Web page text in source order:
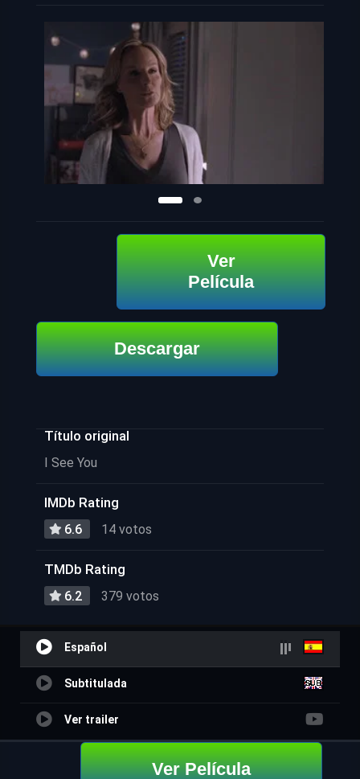
Ver
Película
Descargar
Título original
I See You
IMDb Rating
6.6 14 votos
TMDb Rating
6.2 379 votos
Español
Subtitulada
Ver trailer
Ver Película